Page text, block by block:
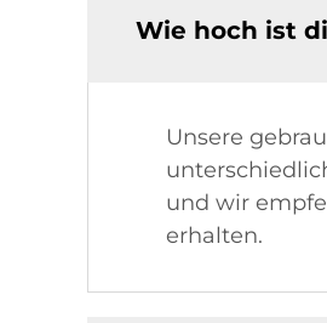
Wie hoch ist
Unsere
und wir
erhalten.